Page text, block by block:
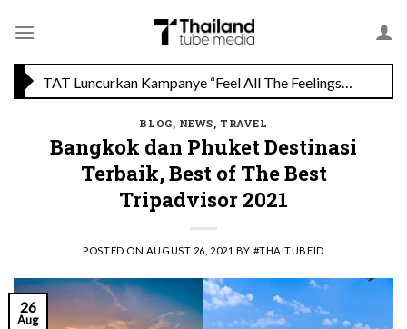
TAT Luncurkan Kampanye “Feel All The Feelings” dengan Lalisa LISA Manobal untuk Promosikan Pariwisata Berkualitas Thailand
BLOG, NEWS, TRAVEL
Bangkok dan Phuket Destinasi
Terbaik, Best of The Best
Tripadvisor 2021
POSTED ON AUGUST 26, 2021 BY #THAITUBEID
26
Aug